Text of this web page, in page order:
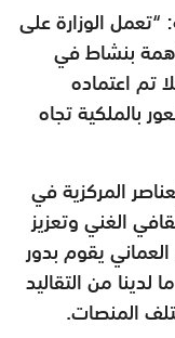
الوزارة على
بنشاط في
شاملا تم اعتماده
بالملكية تجاه
المركزية في
الثقافي الغني وتعزيز
يقوم بدور
من التقاليد
المنصات.